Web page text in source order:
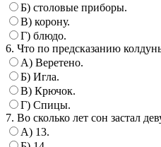
Б) столовые приборы.
В) корону.
Г) блюдо.
6. Что по предсказанию
А) Веретено.
Б) Игла.
В) Крючок.
Г) Спицы.
7. Во сколько лет сон застал
А) 13.